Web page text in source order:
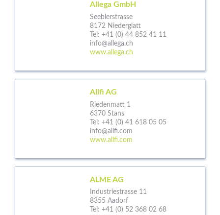
Allega GmbH
Seeblerstrasse
8172 Niederglatt
Tel: +41 (0) 44 852 41 11
info@allega.ch
www.allega.ch
Allfi AG
Riedenmatt 1
6370 Stans
Tel: +41 (0) 41 618 05 05
info@allfi.com
www.allfi.com
ALME AG
Industriestrasse 11
8355 Aadorf
Tel: +41 (0) 52 368 02 68